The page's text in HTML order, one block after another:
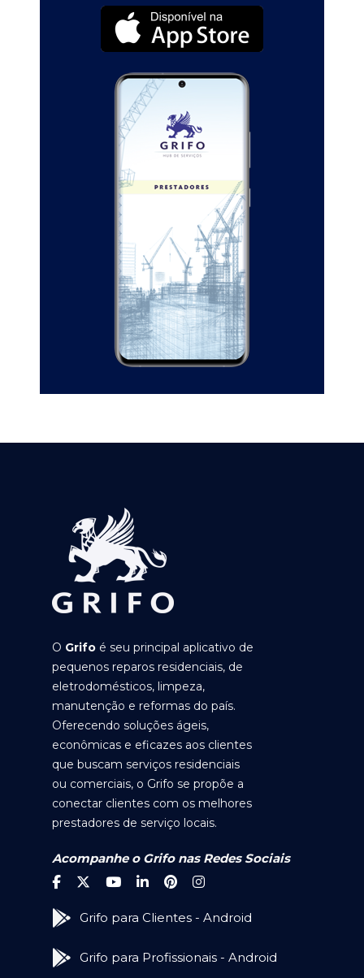
O Grifo é seu principal aplicativo de
pequenos reparos residenciais, de
eletrodomésticos, limpeza,
manutenção e reformas do país.
Oferecendo soluções ágeis,
econômicas e eficazes aos clientes
que buscam serviços residenciais
ou comerciais, o Grifo se propõe a
conectar clientes com os melhores
prestadores de serviço locais.
Acompanhe o Grifo nas Redes Sociais
Grifo para Clientes - Android
Grifo para Profissionais - Android